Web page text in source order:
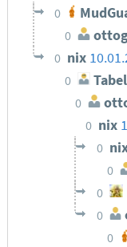
0
0
0 nix
0
0
0 nix
0
0
0
0
0